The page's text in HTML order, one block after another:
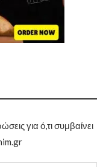
για ό,τι συμβαίνει